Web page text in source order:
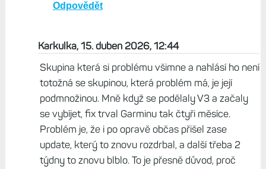
Odpovědět
Karkulka, 15. duben 2026, 12:44
Skupina která si problému všimne a nahlásí ho není
totožná se skupinou, která problém má, je její
podmnožinou. Mně když se podělaly V3 a začaly
se vybíjet, fix trval Garminu tak čtyři měsíce.
Problém je, že i po opravě občas přišel zase
update, který to znovu rozdrbal, a další třeba 2
týdny to znovu blblo. To je přesně důvod, proč